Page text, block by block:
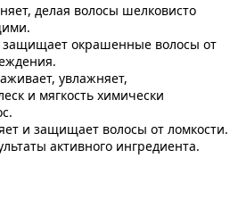
делая волосы шелковисто
защищает окрашенные волосы от
увлажняет,
и мягкость химически
и защищает волосы от ломкости.
активного ингредиента.